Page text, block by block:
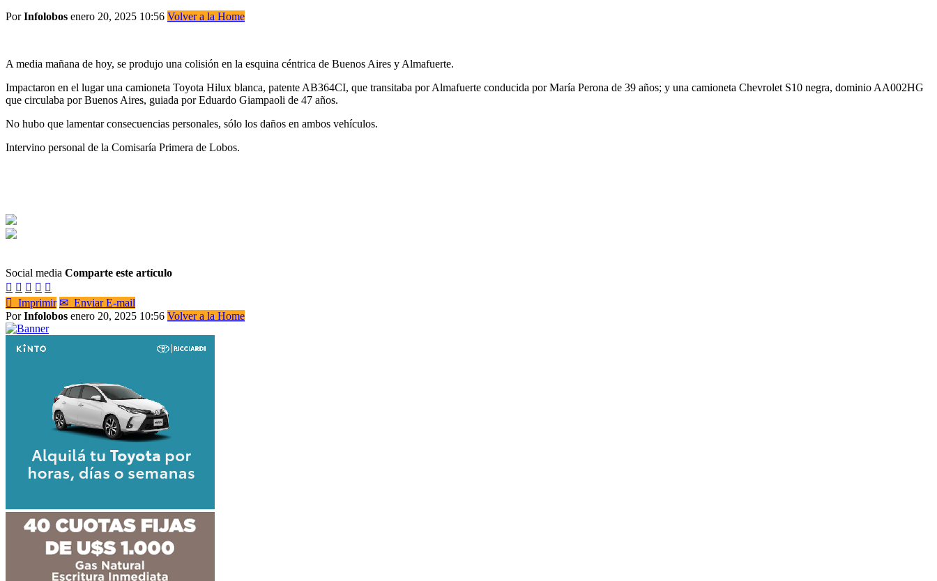
PorInfolobos enero 20, 2025 10:56 Volver a la Home
A media mañana de hoy, se produjo una colisión en la esquina céntrica de Buenos Aires y Almafuerte.
Impactaron en el lugar una camioneta Toyota Hilux blanca, patente AB364CI, que transitaba por Almafuerte conducida por María Perona de 39 años; y una camioneta Chevrolet S10 negra, dominio AA002HG
que circulaba por Buenos Aires, guiada por Eduardo Giampaoli de 47 años.
No hubo que lamentar consecuencias personales, sólo los daños en ambos vehículos.
Intervino personal de la Comisaría Primera de Lobos.
Social media Comparte este artículo
    
 Imprimir ✉ Enviar E-mail
PorInfolobos enero 20, 2025 10:56 Volver a la Home